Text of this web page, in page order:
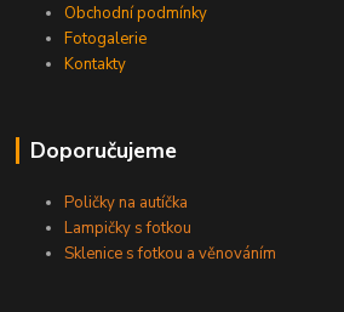
Obchodní podmínky
Fotogalerie
Kontakty
Doporučujeme
Poličky na autíčka
Lampičky s fotkou
Sklenice s fotkou a věnováním